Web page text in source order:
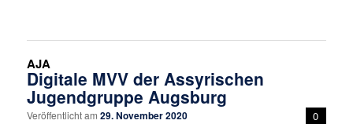
AJA
Digitale MVV der Assyrischen
Jugendgruppe Augsburg
Veröffentlicht am29. November 2020 0